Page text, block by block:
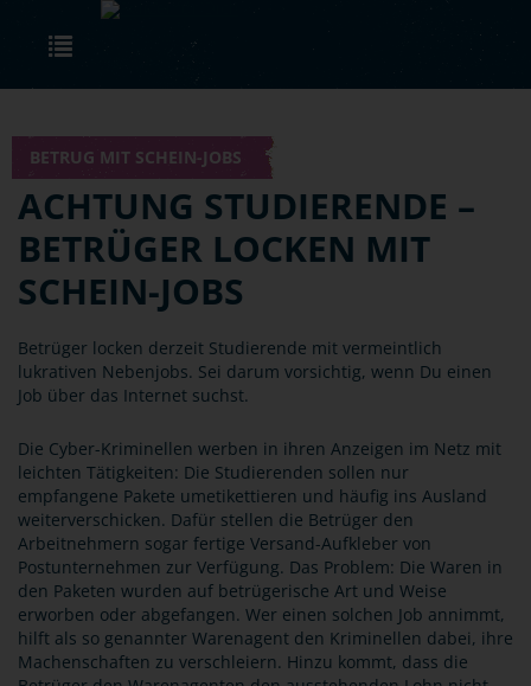
Skip to main content
BETRUG MIT SCHEIN-JOBS
ACHTUNG STUDIERENDE –
BETRÜGER LOCKEN MIT
SCHEIN-JOBS
Betrüger locken derzeit Studierende mit vermeintlich
lukrativen Nebenjobs. Sei darum vorsichtig, wenn Du einen
Job über das Internet suchst.
Die Cyber-Kriminellen werben in ihren Anzeigen im Netz mit
leichten Tätigkeiten: Die Studierenden sollen nur
empfangene Pakete umetikettieren und häufig ins Ausland
weiterverschicken. Dafür stellen die Betrüger den
Arbeitnehmern sogar fertige Versand-Aufkleber von
Postunternehmen zur Verfügung. Das Problem: Die Waren in
den Paketen wurden auf betrügerische Art und Weise
erworben oder abgefangen. Wer einen solchen Job annimmt,
hilft als so genannter Warenagent den Kriminellen dabei, ihre
Machenschaften zu verschleiern. Hinzu kommt, dass die